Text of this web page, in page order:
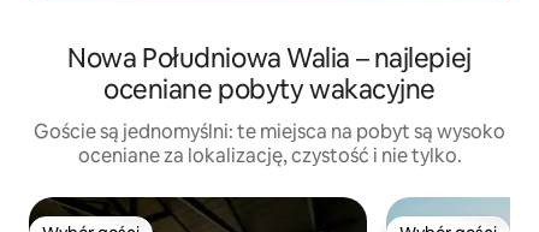
Nowa Południowa Walia – najlepiej
oceniane pobyty wakacyjne
Goście są jednomyślni: te miejsca na pobyt są wysoko
oceniane za lokalizację, czystość i nie tylko.